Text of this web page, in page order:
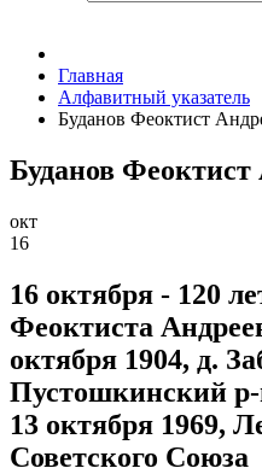
Главная
Алфавитный указатель
Буданов Феоктист
Буданов Феоктист
окт
16
16 октября - 120
Феоктиста
октября 1904, д.
Пустошкинский р-
13 октября 1969,
Советского Союза